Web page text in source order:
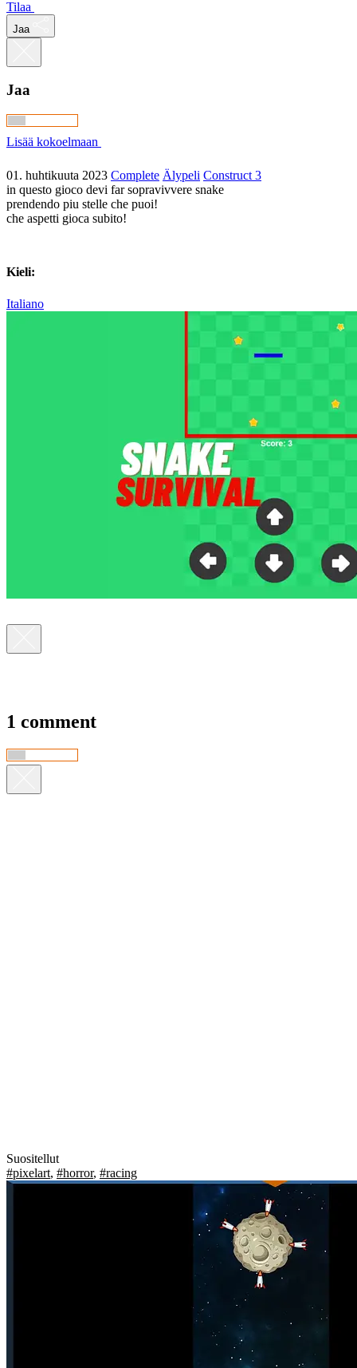
Tilaa
Jaa
Jaa
Lisää kokoelmaan
01. huhtikuuta 2023 Complete Älypeli Construct 3
in questo gioco devi far sopravivvere snake
prendendo piu stelle che puoi!
che aspetti gioca subito!
Kieli:
Italiano
1 comment
Suositellut
#pixelart, #horror, #racing